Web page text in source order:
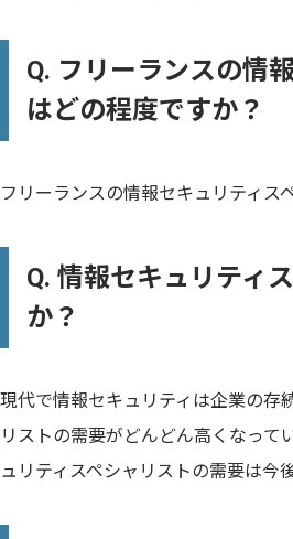
Q. フリーランスの情
はどの程度ですか？
フリーランスの情報セキュリティス
Q. 情報セキュリティ
か？
現代で情報セキュリティは企業の存
リストの需要がどんどん高くなって
ュリティスペシャリストの需要は今